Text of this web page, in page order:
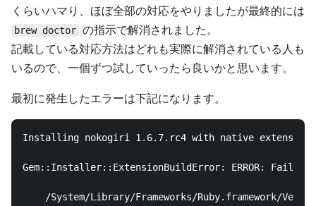
くらいハマり、ほぼ全部の対応をやりましたが最終的には
brew doctor の指示で解消されました。
記載している対応方法はどれも実際に解消されている人も
いるので、一個ずつ試していったら良いかと思います。
最初に発生したエラーは下記になります。
Installing nokogiri 1.6.7.rc4 with native extensions
Gem::Installer::ExtensionBuildError: ERROR:
/System/Library/Frameworks/Ruby.framework/